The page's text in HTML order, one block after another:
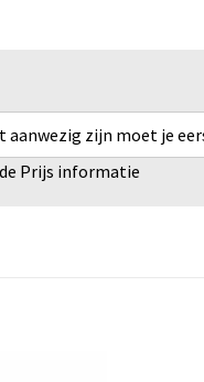
aanwezig zijn moet je
Prijs informatie